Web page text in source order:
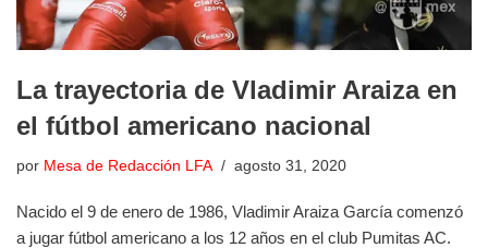
La trayectoria de Vladimir Araiza en
el fútbol americano nacional
por Mesa de Redacción LFA agosto 31, 2020
Nacido el 9 de enero de 1986, Vladimir Araiza García comenzó
a jugar fútbol americano a los 12 años en el club Pumitas AC.